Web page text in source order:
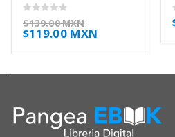
0out of 5
$139.00 MXN
$119.00 MXN